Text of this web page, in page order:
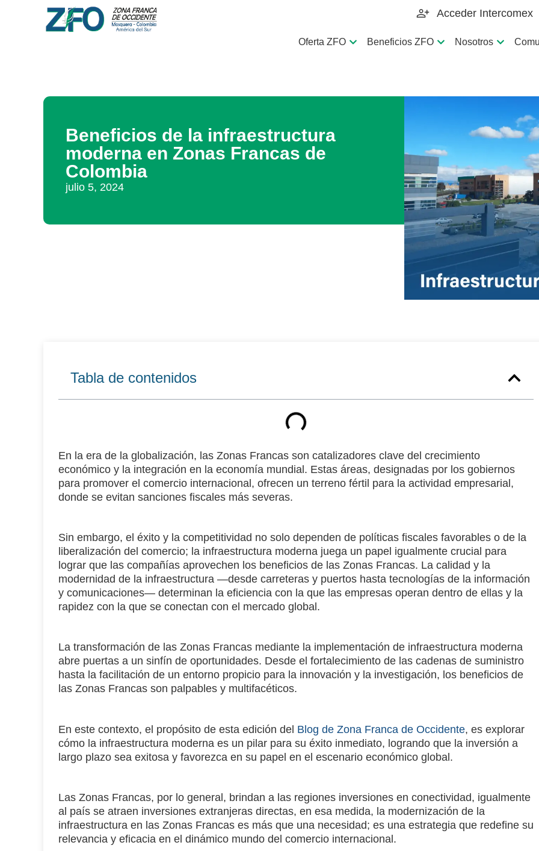
Acceder Intercomex
Oferta ZFO Beneficios ZFO Nosotros
Beneficios de la infraestructura
moderna en Zonas Francas de
Colombia
julio 5, 2024
Tabla de contenidos
En la era de la globalización, las Zonas Francas son catalizadores clave del crecimiento
económico y la integración en la economía mundial. Estas áreas, designadas por los gobiernos
para promover el comercio internacional, ofrecen un terreno fértil para la actividad empresarial,
donde se evitan sanciones fiscales más severas.
Sin embargo, el éxito y la competitividad no solo dependen de políticas fiscales favorables o de la
liberalización del comercio; la infraestructura moderna juega un papel igualmente crucial para
lograr que las compañías aprovechen los beneficios de las Zonas Francas. La calidad y la
modernidad de la infraestructura —desde carreteras y puertos hasta tecnologías de la información
y comunicaciones— determinan la eficiencia con la que las empresas operan dentro de ellas y la
rapidez con la que se conectan con el mercado global.
La transformación de las Zonas Francas mediante la implementación de infraestructura moderna
abre puertas a un sinfín de oportunidades. Desde el fortalecimiento de las cadenas de suministro
hasta la facilitación de un entorno propicio para la innovación y la investigación, los beneficios de
las Zonas Francas son palpables y multifacéticos.
En este contexto, el propósito de esta edición del Blog de Zona Franca de Occidente, es explorar
cómo la infraestructura moderna es un pilar para su éxito inmediato, logrando que la inversión a
largo plazo sea exitosa y favorezca en su papel en el escenario económico global.
Las Zonas Francas, por lo general, brindan a las regiones inversiones en conectividad, igualmente
al país se atraen inversiones extranjeras directas, en esa medida, la modernización de la
infraestructura en las Zonas Francas es más que una necesidad; es una estrategia que redefine su
relevancia y eficacia en el dinámico mundo del comercio internacional.